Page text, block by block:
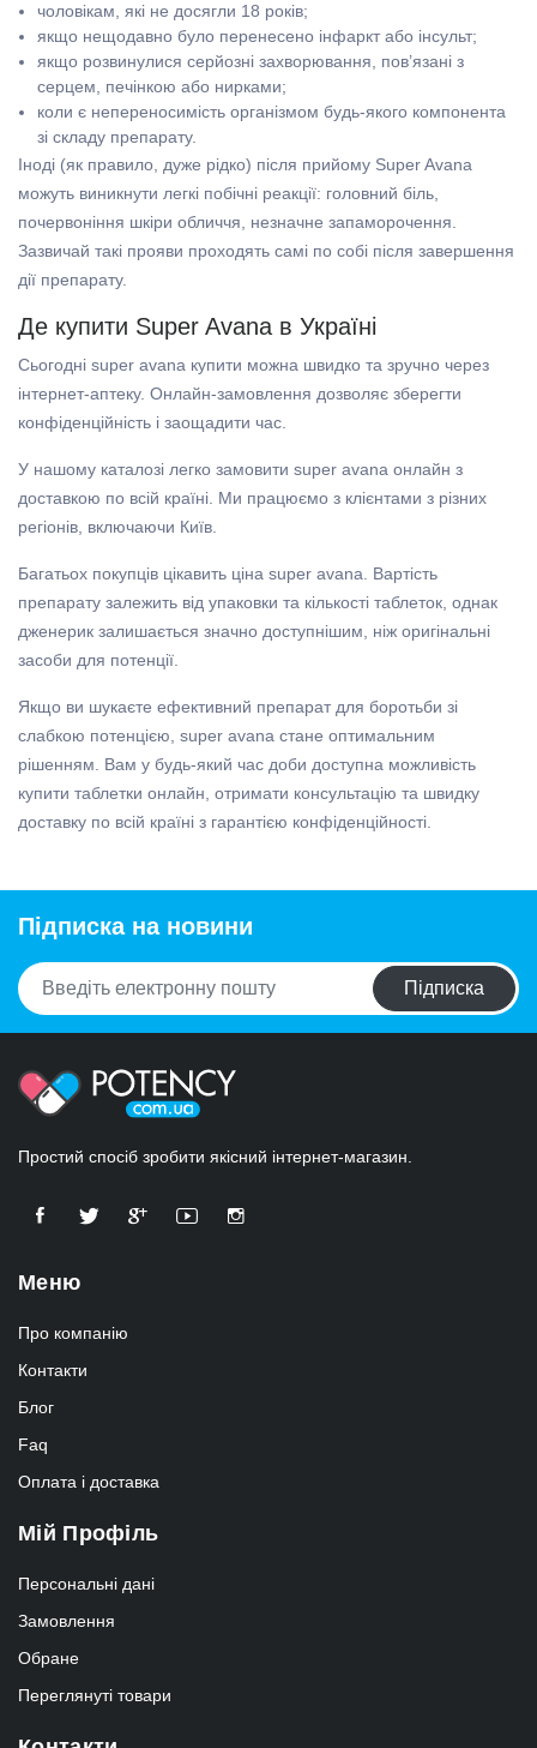
чоловікам, які не досягли 18 років;
якщо нещодавно було перенесено інфаркт або інсульт;
якщо розвинулися серйозні захворювання, пов’язані з
серцем, печінкою або нирками;
коли є непереносимість організмом будь-якого компонента
зі складу препарату.
Іноді (як правило, дуже рідко) після прийому Super Avana
можуть виникнути легкі побічні реакції: головний біль,
почервоніння шкіри обличчя, незначне запаморочення.
Зазвичай такі прояви проходять самі по собі після завершення
дії препарату.
Де купити Super Avana в Україні
Сьогодні super avana купити можна швидко та зручно через
інтернет-аптеку. Онлайн-замовлення дозволяє зберегти
конфіденційність і заощадити час.
У нашому каталозі легко замовити super avana онлайн з
доставкою по всій країні. Ми працюємо з клієнтами з різних
регіонів, включаючи Київ.
Багатьох покупців цікавить ціна super avana. Вартість
препарату залежить від упаковки та кількості таблеток, однак
дженерик залишається значно доступнішим, ніж оригінальні
засоби для потенції.
Якщо ви шукаєте ефективний препарат для боротьби зі
слабкою потенцією, super avana стане оптимальним
рішенням. Вам у будь-який час доби доступна можливість
купити таблетки онлайн, отримати консультацію та швидку
доставку по всій країні з гарантією конфіденційності.
Підписка на новини
Підписка
Простий спосіб зробити якісний інтернет-магазин.
Меню
Про компанію
Контакти
Блог
Faq
Оплата і доставка
Мій Профіль
Персональні дані
Замовлення
Обране
Переглянуті товари